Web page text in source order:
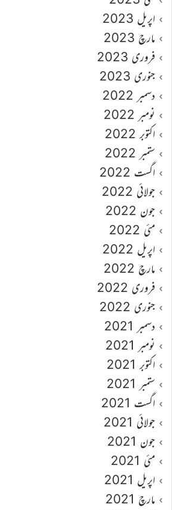
اپریل 2023
مارچ 2023
فروری 2023
جنوری 2023
دسمبر 2022
نومبر 2022
اکتوبر 2022
ستمبر 2022
اگست 2022
جولائی 2022
جون 2022
مئی 2022
اپریل 2022
مارچ 2022
فروری 2022
جنوری 2022
دسمبر 2021
نومبر 2021
اکتوبر 2021
ستمبر 2021
اگست 2021
جولائی 2021
جون 2021
مئی 2021
اپریل 2021
مارچ 2021